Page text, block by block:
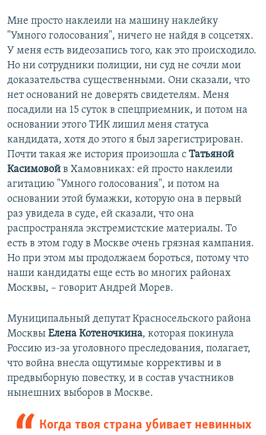
Мне просто наклеили на машину наклейку
"Умного голосования", ничего не найдя в соцсетях.
У меня есть видеозапись того, как это происходило.
Но ни сотрудники полиции, ни суд не сочли мои
доказательства существенными. Они сказали, что
нет оснований не доверять свидетелям. Меня
посадили на 15 суток в спецприемник, и потом на
основании этого ТИК лишил меня статуса
кандидата, хотя до этого я был зарегистрирован.
Почти такая же история произошла с Татьяной
Касимовой в Хамовниках: ей просто наклеили
агитацию "Умного голосования", и потом на
основании этой бумажки, которую она в первый
раз увидела в суде, ей сказали, что она
распространяла экстремистские материалы. То
есть в этом году в Москве очень грязная кампания.
Но при этом мы продолжаем бороться, потому что
наши кандидаты еще есть во многих районах
Москвы, – говорит Андрей Морев.
Муниципальный депутат Красносельского района
Москвы Елена Котеночкина, которая покинула
Россию из-за уголовного преследования, полагает,
что война внесла ощутимые коррективы и в
предвыборную повестку, и в состав участников
нынешних выборов в Москве.
Когда твоя страна убивает невинных